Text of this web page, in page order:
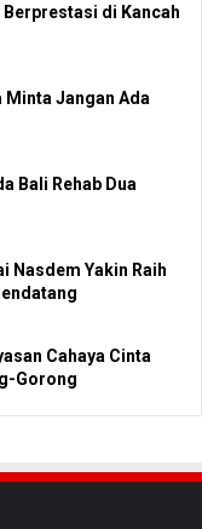
di Kancah
Minta Jangan Ada
Bali Rehab Dua
Nasdem Yakin Raih
Cahaya Cinta
Gorong